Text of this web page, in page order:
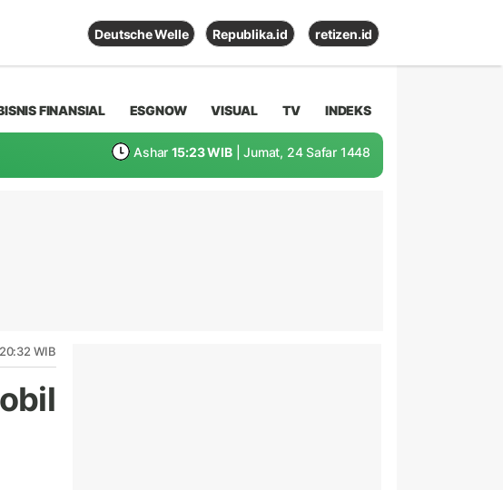
Deutsche Welle Republika.id retizen.id
FINANSIAL ESGNOW VISUAL TV INDEKS
Ashar 15:23 WIB | Jumat, 24 Safar 1448
WIB